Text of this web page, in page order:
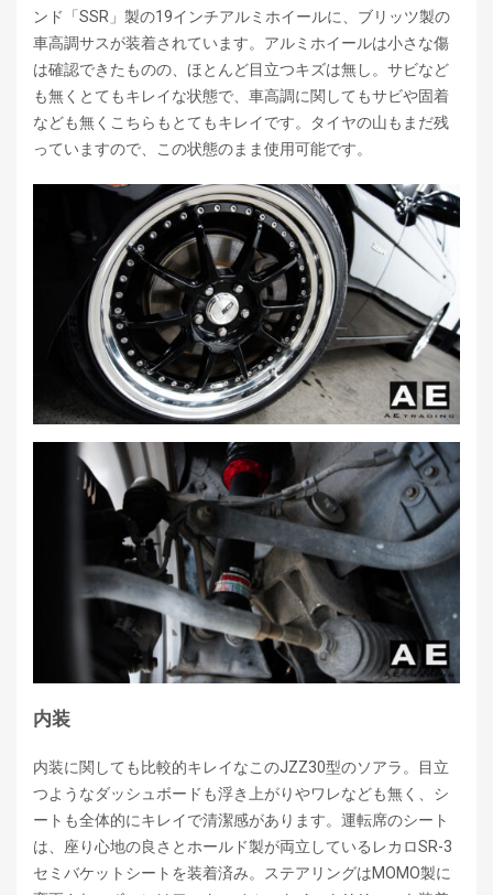
ンド「SSR」製の19インチアルミホイールに、ブリッツ製の
車高調サスが装着されています。アルミホイールは小さな傷
は確認できたものの、ほとんど目立つキズは無し。サビなど
も無くとてもキレイな状態で、車高調に関してもサビや固着
なども無くこちらもとてもキレイです。タイヤの山もまだ残
っていますので、この状態のまま使用可能です。
内装
内装に関しても比較的キレイなこのJZZ30型のソアラ。目立
つようなダッシュボードも浮き上がりやワレなども無く、シ
ートも全体的にキレイで清潔感があります。運転席のシート
は、座り心地の良さとホールド製が両立しているレカロSR-3
セミバケットシートを装着済み。ステアリングはMOMO製に